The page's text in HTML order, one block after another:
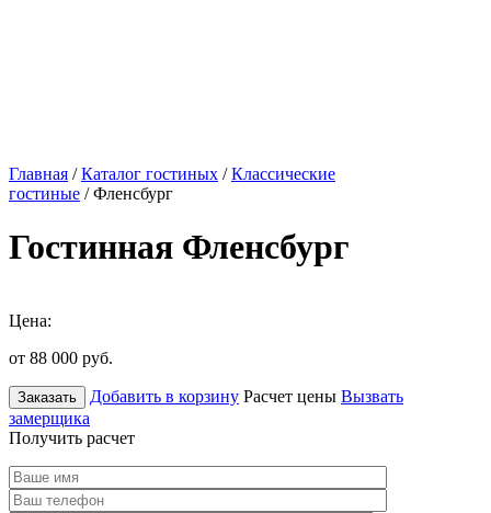
Главная /Каталог гостиных /Классические
гостиные / Фленсбург
Гостинная Фленсбург
Цена:
от 88 000 руб.
Заказать Добавить в корзину Расчет цены Вызвать
замерщика
Получить расчет